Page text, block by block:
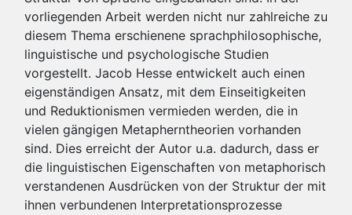
vorliegenden Arbeit werden nicht nur zahlreiche zu
diesem Thema erschienene sprachphilosophische,
linguistische und psychologische Studien
vorgestellt. Jacob Hesse entwickelt auch einen
eigenständigen Ansatz, mit dem Einseitigkeiten
und Reduktionismen vermieden werden, die in
vielen gängigen Metapherntheorien vorhanden
sind. Dies erreicht der Autor u.a. dadurch, dass er
die linguistischen Eigenschaften von metaphorisch
verstandenen Ausdrücken von der Struktur der mit
ihnen verbundenen Interpretationsprozesse